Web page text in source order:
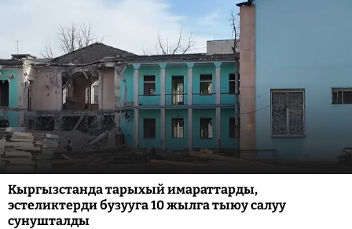
Кыргызстанда тарыхый имараттарды,
эстеликтерди бузууга 10 жылга тыюу салуу
сунушталды